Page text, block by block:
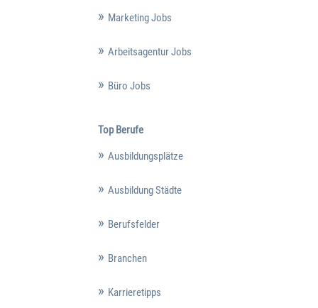
Marketing Jobs
Arbeitsagentur Jobs
Büro Jobs
Top Berufe
Ausbildungsplätze
Ausbildung Städte
Berufsfelder
Branchen
Karrieretipps